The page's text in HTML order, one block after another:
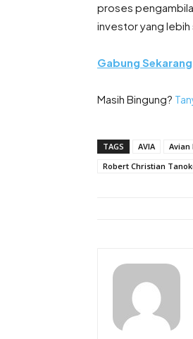
proses
investor yang lebih
Gabung Sekarang
Masih Bingung?
TAGS AVIA Avian
Robert Christian